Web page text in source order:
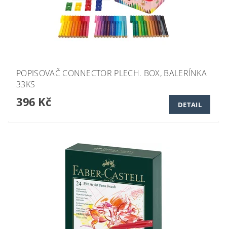
POPISOVAČ CONNECTOR PLECH. BOX, BALERÍNKA
33KS
396 Kč DETAIL